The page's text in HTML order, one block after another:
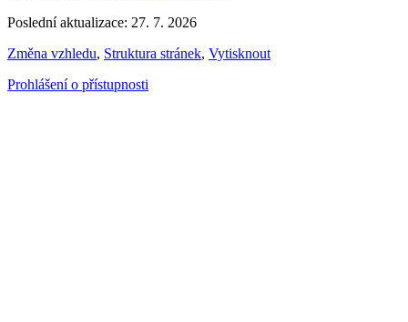
Poslední aktualizace: 27. 7. 2026
Změna vzhledu, Struktura stránek, Vytisknout
Prohlášení o přístupnosti